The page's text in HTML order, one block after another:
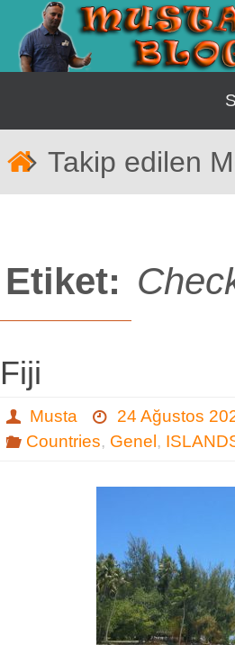
İçeriğe
geç
Takip edilen
Etiket:
Fiji
Musta
24 Ağustos
Countries, Genel ,